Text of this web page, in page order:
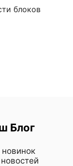
блоков
Блог
новинок